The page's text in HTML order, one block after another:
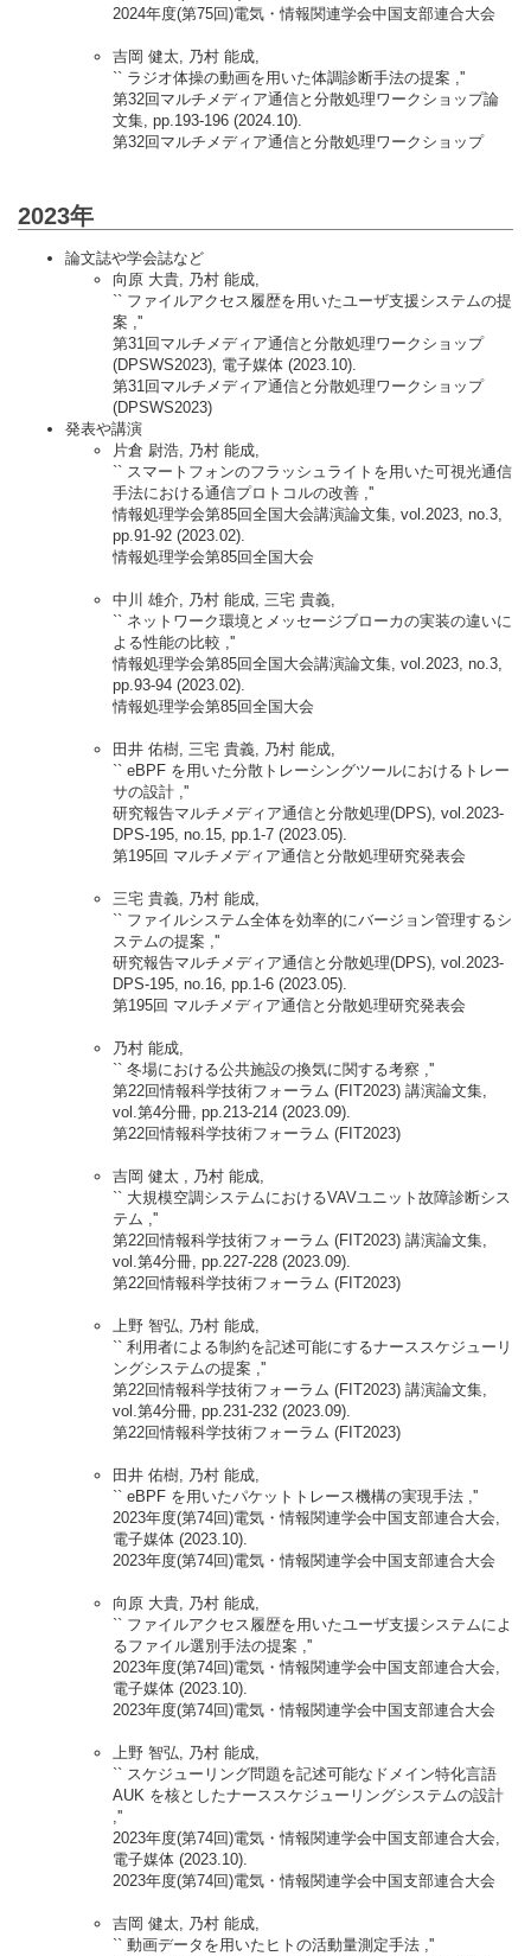
2024年度(第75回)電気・情報関連学会中国支部連合大会
吉岡 健太, 乃村 能成,
`` ラジオ体操の動画を用いた体調診断手法の提案 ,''
第32回マルチメディア通信と分散処理ワークショップ論
文集, pp.193-196 (2024.10).
第32回マルチメディア通信と分散処理ワークショップ
2023年
論文誌や学会誌など
向原 大貴, 乃村 能成,
`` ファイルアクセス履歴を用いたユーザ支援システムの提
案 ,''
第31回マルチメディア通信と分散処理ワークショップ
(DPSWS2023), 電子媒体 (2023.10).
第31回マルチメディア通信と分散処理ワークショップ
(DPSWS2023)
発表や講演
片倉 尉浩, 乃村 能成,
`` スマートフォンのフラッシュライトを用いた可視光通信
手法における通信プロトコルの改善 ,''
情報処理学会第85回全国大会講演論文集, vol.2023, no.3,
pp.91-92 (2023.02).
情報処理学会第85回全国大会
中川 雄介, 乃村 能成, 三宅 貴義,
`` ネットワーク環境とメッセージブローカの実装の違いに
よる性能の比較 ,''
情報処理学会第85回全国大会講演論文集, vol.2023, no.3,
pp.93-94 (2023.02).
情報処理学会第85回全国大会
田井 佑樹, 三宅 貴義, 乃村 能成,
`` eBPF を用いた分散トレーシングツールにおけるトレー
サの設計 ,''
研究報告マルチメディア通信と分散処理(DPS), vol.2023-
DPS-195, no.15, pp.1-7 (2023.05).
第195回 マルチメディア通信と分散処理研究発表会
三宅 貴義, 乃村 能成,
`` ファイルシステム全体を効率的にバージョン管理するシ
ステムの提案 ,''
研究報告マルチメディア通信と分散処理(DPS), vol.2023-
DPS-195, no.16, pp.1-6 (2023.05).
第195回 マルチメディア通信と分散処理研究発表会
乃村 能成,
`` 冬場における公共施設の換気に関する考察 ,''
第22回情報科学技術フォーラム (FIT2023) 講演論文集,
vol.第4分冊, pp.213-214 (2023.09).
第22回情報科学技術フォーラム (FIT2023)
吉岡 健太 , 乃村 能成,
`` 大規模空調システムにおけるVAVユニット故障診断シス
テム ,''
第22回情報科学技術フォーラム (FIT2023) 講演論文集,
vol.第4分冊, pp.227-228 (2023.09).
第22回情報科学技術フォーラム (FIT2023)
上野 智弘, 乃村 能成,
`` 利用者による制約を記述可能にするナーススケジューリ
ングシステムの提案 ,''
第22回情報科学技術フォーラム (FIT2023) 講演論文集,
vol.第4分冊, pp.231-232 (2023.09).
第22回情報科学技術フォーラム (FIT2023)
田井 佑樹, 乃村 能成,
`` eBPF を用いたパケットトレース機構の実現手法 ,''
2023年度(第74回)電気・情報関連学会中国支部連合大会,
電子媒体 (2023.10).
2023年度(第74回)電気・情報関連学会中国支部連合大会
向原 大貴, 乃村 能成,
`` ファイルアクセス履歴を用いたユーザ支援システムによ
るファイル選別手法の提案 ,''
2023年度(第74回)電気・情報関連学会中国支部連合大会,
電子媒体 (2023.10).
2023年度(第74回)電気・情報関連学会中国支部連合大会
上野 智弘, 乃村 能成,
`` スケジューリング問題を記述可能なドメイン特化言語
AUK を核としたナーススケジューリングシステムの設計
,''
2023年度(第74回)電気・情報関連学会中国支部連合大会,
電子媒体 (2023.10).
2023年度(第74回)電気・情報関連学会中国支部連合大会
吉岡 健太, 乃村 能成,
`` 動画データを用いたヒトの活動量測定手法 ,''